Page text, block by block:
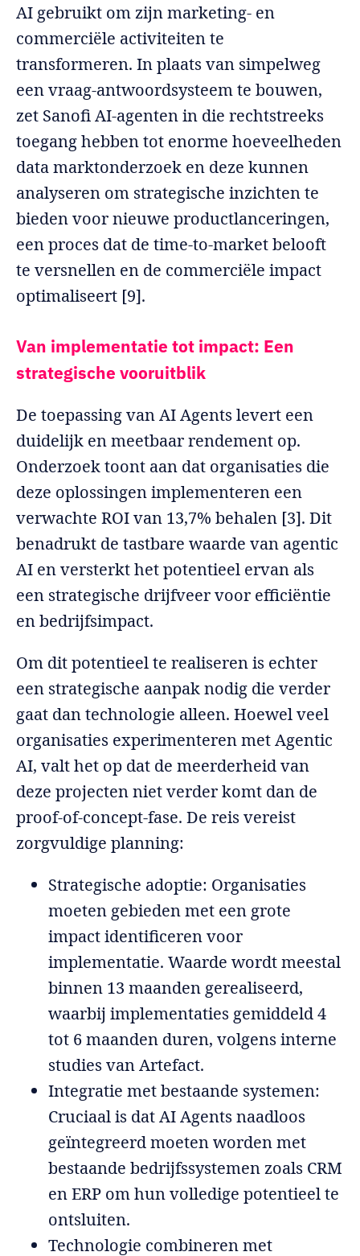
AI gebruikt om zijn marketing- en
commerciële activiteiten te
transformeren. In plaats van simpelweg
een vraag-antwoordsysteem te bouwen,
zet Sanofi AI-agenten in die rechtstreeks
toegang hebben tot enorme hoeveelheden
data marktonderzoek en deze kunnen
analyseren om strategische inzichten te
bieden voor nieuwe productlanceringen,
een proces dat de time-to-market belooft
te versnellen en de commerciële impact
optimaliseert [9].
Van implementatie tot impact: Een
strategische vooruitblik
De toepassing van AI Agents levert een
duidelijk en meetbaar rendement op.
Onderzoek toont aan dat organisaties die
deze oplossingen implementeren een
verwachte ROI van 13,7% behalen [3]. Dit
benadrukt de tastbare waarde van agentic
AI en versterkt het potentieel ervan als
een strategische drijfveer voor efficiëntie
en bedrijfsimpact.
Om dit potentieel te realiseren is echter
een strategische aanpak nodig die verder
gaat dan technologie alleen. Hoewel veel
organisaties experimenteren met Agentic
AI, valt het op dat de meerderheid van
deze projecten niet verder komt dan de
proof-of-concept-fase. De reis vereist
zorgvuldige planning:
Strategische adoptie: Organisaties
moeten gebieden met een grote
impact identificeren voor
implementatie. Waarde wordt meestal
binnen 13 maanden gerealiseerd,
waarbij implementaties gemiddeld 4
tot 6 maanden duren, volgens interne
studies van Artefact.
Integratie met bestaande systemen:
Cruciaal is dat AI Agents naadloos
geïntegreerd moeten worden met
bestaande bedrijfssystemen zoals CRM
en ERP om hun volledige potentieel te
ontsluiten.
Technologie combineren met